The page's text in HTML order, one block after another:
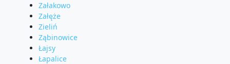
Załakowo
Załęże
Zieliń
Ząbinowice
Łajsy
Łapalice